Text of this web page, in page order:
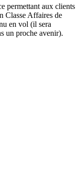
permettant aux clients
Classe Affaires de
en vol (il sera
un proche avenir).